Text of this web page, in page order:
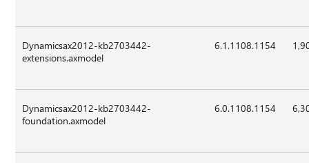
Dynamicsax2012-kb2703442-
extensions.axmodel
6.1.1108.1154
Dynamicsax2012-kb2703442-
foundation.axmodel
6.0.1108.1154